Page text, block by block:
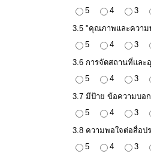
5
4 3
3.5 "คุณภาพและควา
5
4 3
3.6 การจัดสถานที่และ
5
4 3
3.7 มีป้าย ข้อความบอ
5
4 3
3.8 ความพอใจต่อสื่อป
5
4 3